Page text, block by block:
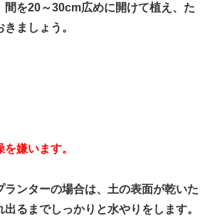
間を20～30cm広めに開けて植え、た
ましょう。
嫌います。
ランターの場合は、土の表面が乾いた
るまでしっかりと水やりをします。